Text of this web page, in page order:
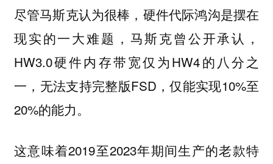
尽管马斯克认为很棒， 硬件代际鸿沟是摆在
现实的一大难题，马斯克曾公开承认，
HW3.0硬件内存带宽仅为HW4的八分之
一，无法支持完整版FSD，仅能实现10%至
20%的能力。
这意味着2019至2023年期间生产的老款特